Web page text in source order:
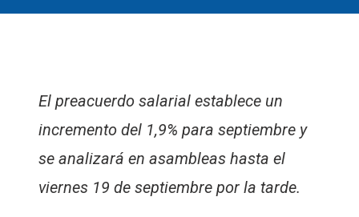
El preacuerdo salarial establece un
incremento del 1,9% para septiembre y
se analizará en asambleas hasta el
viernes 19 de septiembre por la tarde.